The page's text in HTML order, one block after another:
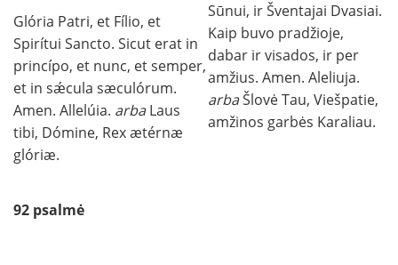
Glória Patri, et Fílio, et
Spirítui Sancto. Sicut erat in
princípo, et nunc, et semper,
et in sǽcula sæculórum.
Amen. Allelúia. arbaLaus
tibi, Dómine, Rex ætérnæ
glóriæ.
Sūnui, ir Šventajai Dvasiai.
Kaip buvo pradžioje,
dabar ir visados, ir per
amžius. Amen. Aleliuja.
arbaŠlovė Tau, Viešpatie,
amžinos garbės Karaliau.
92 psalmė